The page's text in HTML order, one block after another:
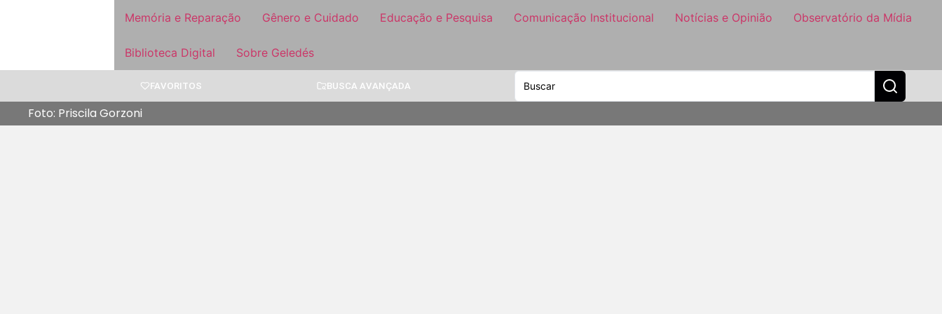
Memória e Reparação Gênero e Cuidado Educação e Pesquisa Comunicação Institucional Notícias e Opinião Observatório da Mídia
Biblioteca Digital Sobre Geledés
FAVORITOS BUSCA AVANÇADA
Foto: Priscila Gorzoni